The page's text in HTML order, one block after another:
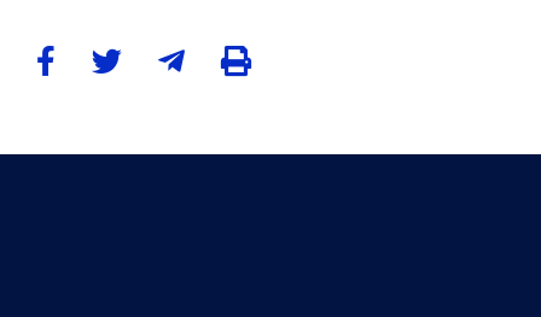
Korrupsiyaga qarshi kurash